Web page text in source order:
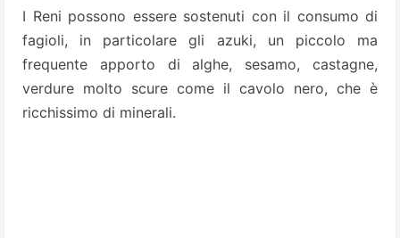
I Reni possono essere sostenuti con il consumo di
fagioli, in particolare gli azuki, un piccolo ma
frequente apporto di alghe, sesamo, castagne,
verdure molto scure come il cavolo nero, che è
ricchissimo di minerali.